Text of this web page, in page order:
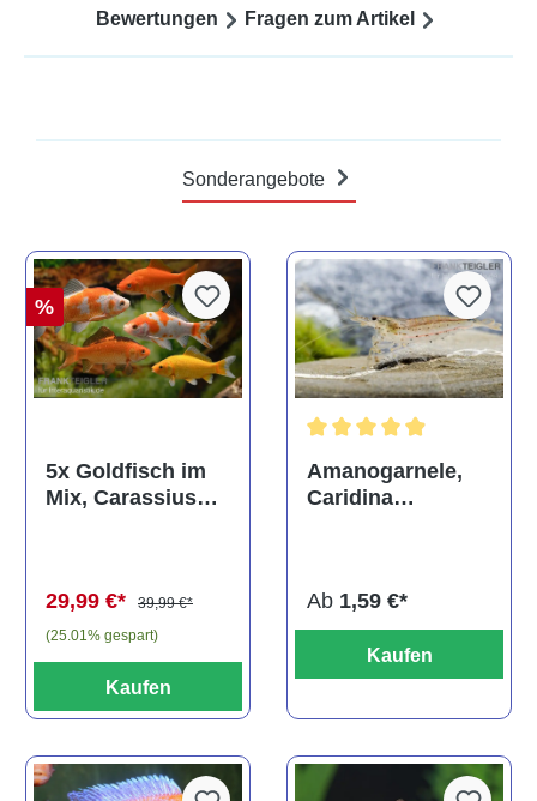
Bewertungen Fragen zum Artikel
Sonderangebote
%
5x Goldfisch im
Mix, Carassius
29,99 €*
39,99 €*
(25.01% gespart)
Kaufen
Amanogarnele,
Caridina
Ab 1,59 €*
Kaufen